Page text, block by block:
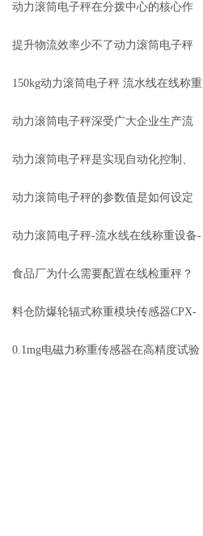
动力滚筒电子秤在分拨中心的核心作
用
提升物流效率少不了动力滚筒电子秤
150kg动力滚筒电子秤 流水线在线称重
设备
动力滚筒电子秤深受广大企业生产流
水线欢迎
动力滚筒电子秤是实现自动化控制、
稳定产品质量的理想计量设备
动力滚筒电子秤的参数值是如何设定
的
动力滚筒电子秤-流水线在线称重设备-
苏州金钻
食品厂为什么需要配置在线检重秤？
料仓防爆轮辐式称重模块传感器CPX-
苏州金钻
0.1mg电磁力称重传感器在高精度试验